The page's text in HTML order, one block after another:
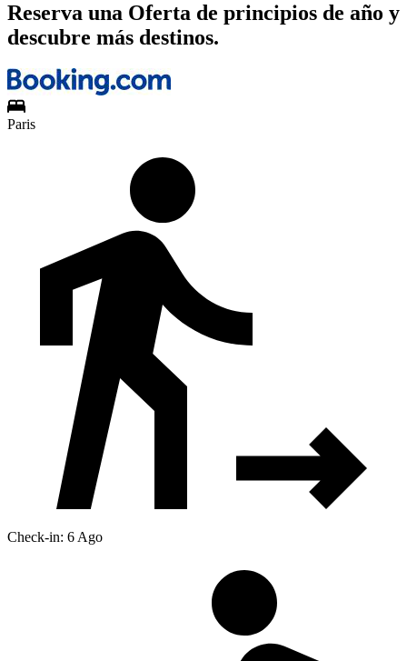
Reserva una Oferta de principios de año y
descubre más destinos.
Paris
Check-in: 6 Ago